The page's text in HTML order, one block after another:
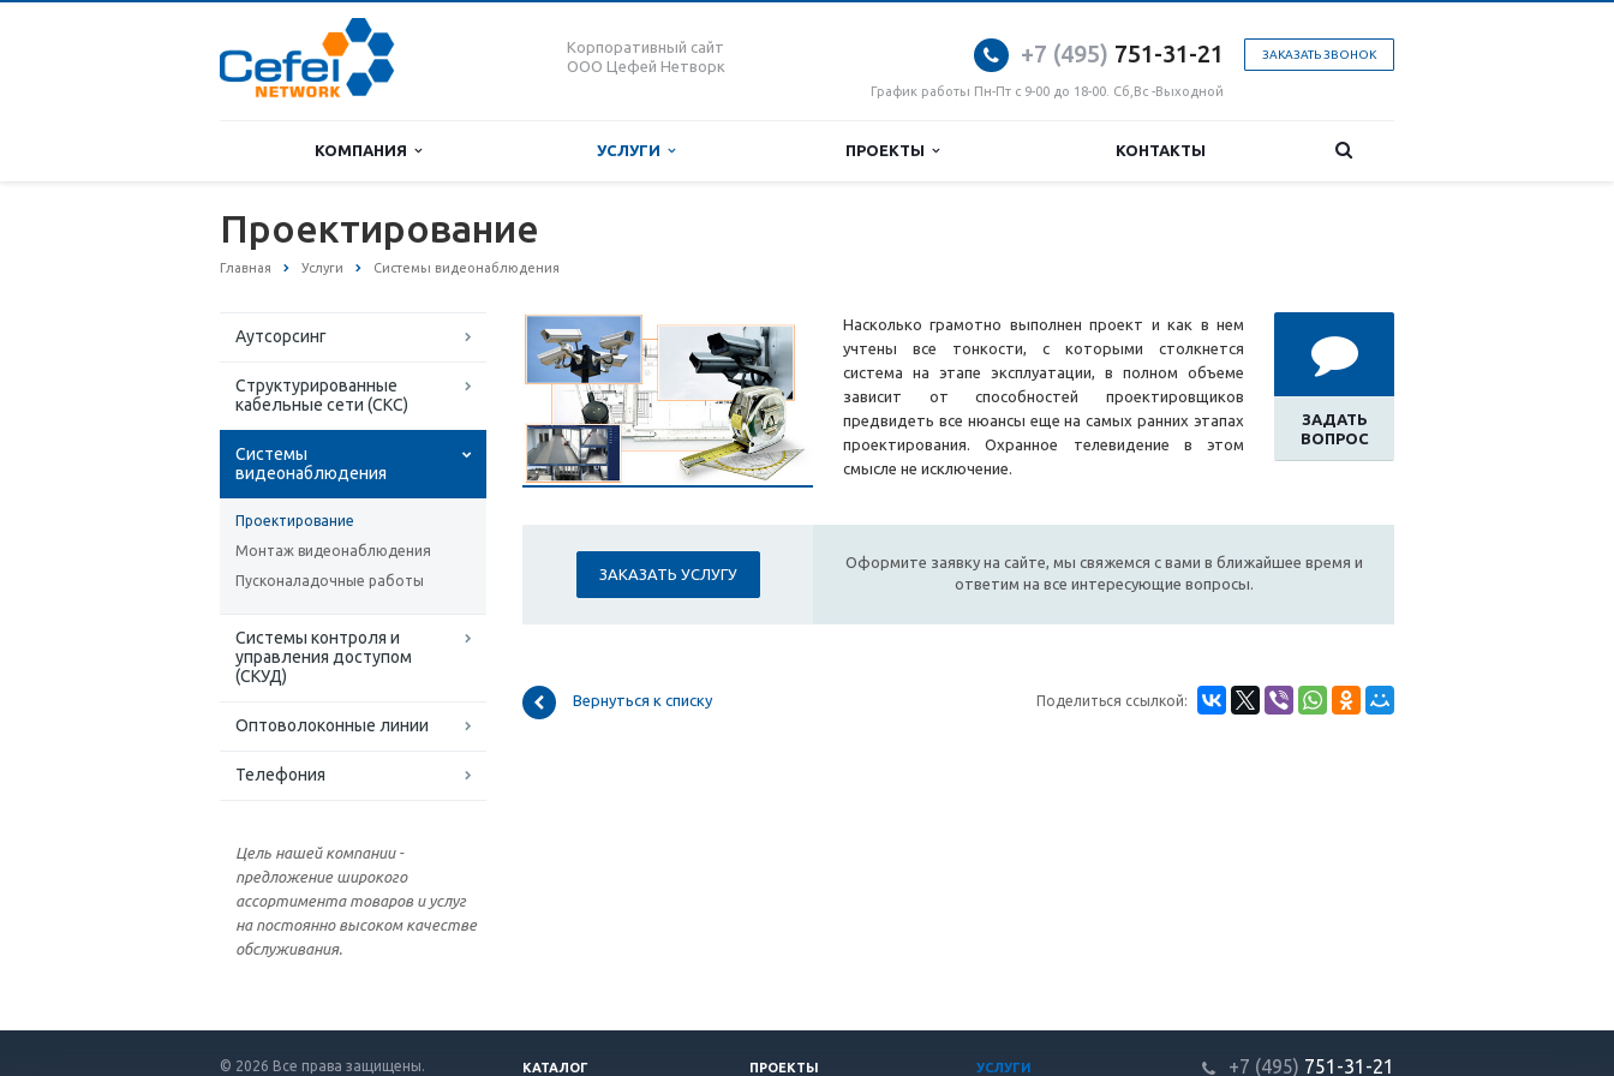
Корпоративный сайт
ООО Цефей Нетворк
ЗАКАЗАТЬ ЗВОНОК
+7 (495) 751-31-21
График работы Пн-Пт с 9-00 до 18-00. Сб,Вс -Выходной
КОМПАНИЯ УСЛУГИ ПРОЕКТЫ КОНТАКТЫ
Проектирование
Главная Услуги Системы видеонаблюдения
Аутсорсинг
Структурированные
кабельные сети (СКС)
Системы
видеонаблюдения
Проектирование
Монтаж видеонаблюдения
Пусконаладочные работы
Системы контроля и
управления доступом
(СКУД)
Оптоволоконные линии
Телефония
Цель нашей компании -
предложение широкого
ассортимента товаров и услуг
на постоянно высоком качестве
обслуживания.
ЗАДАТЬ
ВОПРОС
Насколько грамотно выполнен проект и как в нем
учтены все тонкости, с которыми столкнется
система на этапе эксплуатации, в полном объеме
зависит от способностей проектировщиков
предвидеть все нюансы еще на самых ранних этапах
проектирования. Охранное телевидение в этом
смысле не исключение.
ЗАКАЗАТЬ УСЛУГУ
Оформите заявку на сайте, мы свяжемся с вами в ближайшее время и
ответим на все интересующие вопросы.
Поделиться ссылкой:
Вернуться к списку
© 2026 Все права защищены. КАТАЛОГ ПРОЕКТЫ УСЛУГИ +7 (495) 751-31 -21